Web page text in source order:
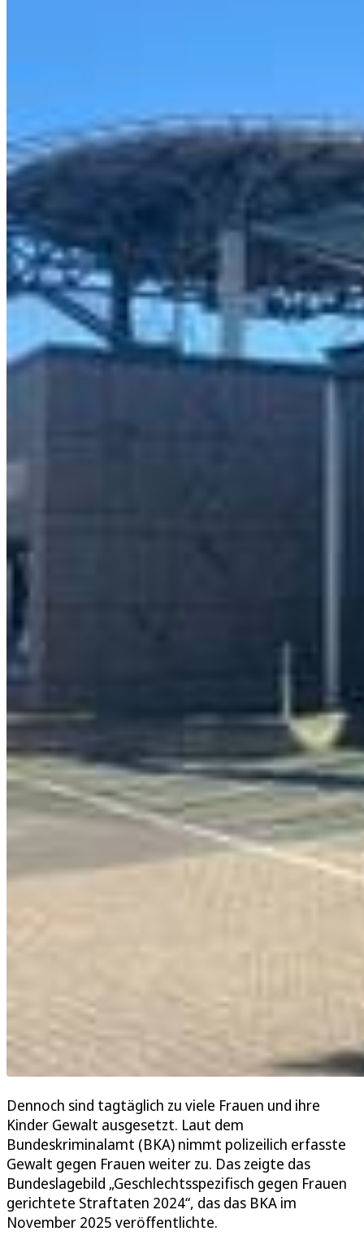
Dennoch sind tagtäglich zu viele Frauen und ihre
Kinder Gewalt ausgesetzt. Laut dem
Bundeskriminalamt (BKA) nimmt polizeilich erfasste
Gewalt gegen Frauen weiter zu. Das zeigte das
Bundeslagebild „Geschlechtsspezifisch gegen Frauen
gerichtete Straftaten 2024“, das das BKA im
November 2025 veröffentlichte.